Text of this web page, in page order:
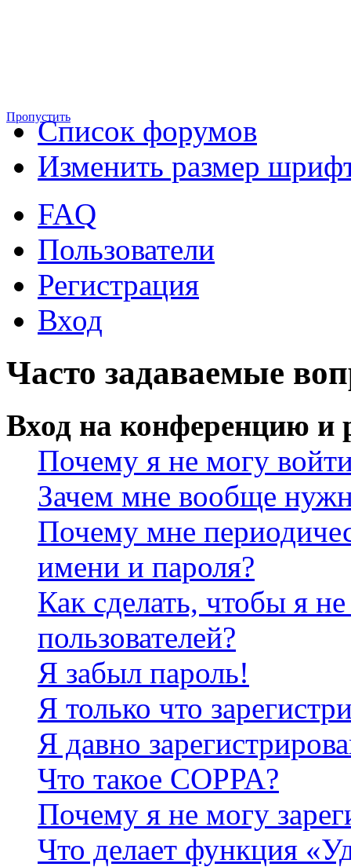
ПропуститьСписок форумов
Изменить размер
FAQ
Пользователи
Регистрация
Вход
Часто задаваемые
Вход на конференцию и
Почему я не могу
Зачем мне вообще
Почему мне
имени и пароля?
Как сделать, чтобы я
пользователей?
Я забыл пароль!
Я только что
Я давно
Что такое COPPA?
Почему я не могу
Что делает функция